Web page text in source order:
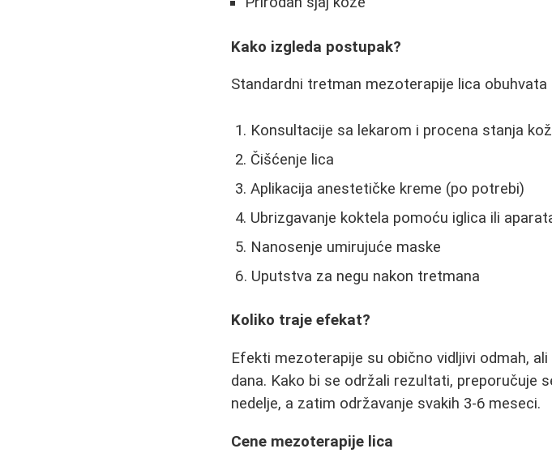
Kako izgleda postupak?
Standardni tretman mezoterapije lica obuhvata
Konsultacije sa lekarom i procena stanja
Čišćenje lica
Aplikacija anestetičke kreme (po potrebi)
Ubrizgavanje koktela pomoću iglica ili
Nanosenje umirujuće maske
Uputstva za negu nakon tretmana
Koliko traje efekat?
Efekti mezoterapije su obično vidljivi odmah,
dana. Kako bi se održali rezultati, preporučuje
nedelje, a zatim održavanje svakih 3-6 meseci.
Cene mezoterapije lica